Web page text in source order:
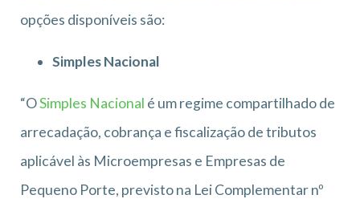
opções disponíveis são:
Simples Nacional
“OSimples Nacional é um regime compartilhado de
arrecadação, cobrança e fiscalização de tributos
aplicável às Microempresas e Empresas de
Pequeno Porte, previsto na Lei Complementar nº